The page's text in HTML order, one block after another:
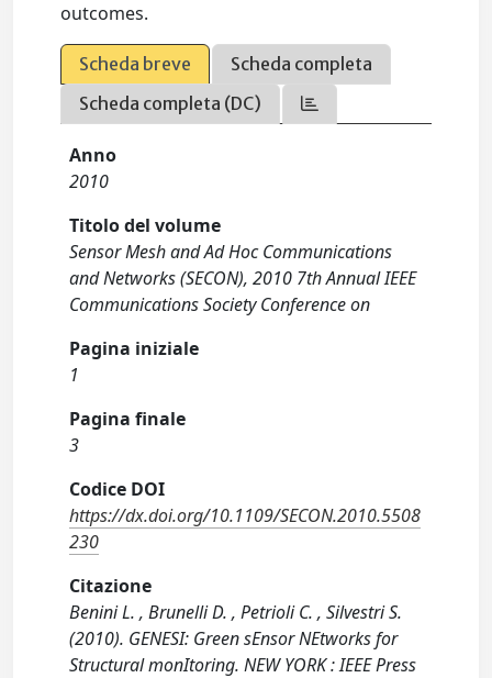
outcomes.
Scheda breve
Scheda completa
Scheda completa (DC)
Anno
2010
Titolo del volume
Sensor Mesh and Ad Hoc Communications
and Networks (SECON), 2010 7th Annual IEEE
Communications Society Conference on
Pagina iniziale
1
Pagina finale
3
Codice DOI
https://dx.doi.org/10.1109/SECON.2010.5508
230
Citazione
Benini L. , Brunelli D. , Petrioli C. , Silvestri S.
(2010). GENESI: Green sEnsor NEtworks for
Structural monItoring. NEW YORK : IEEE Press